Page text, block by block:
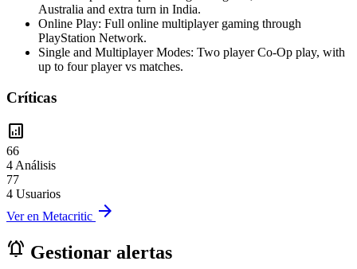
Australia and extra turn in India.
Online Play: Full online multiplayer gaming through
PlayStation Network.
Single and Multiplayer Modes: Two player Co-Op play, with
up to four player vs matches.
Críticas
analytics
66
4 Análisis
77
4 Usuarios
Ver en Metacritic arrow_forward
notifications_active Gestionar alertas